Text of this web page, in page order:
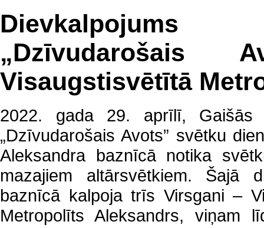
„Dzīvudarošais
Visaugstisvētītā
2022. gada 29. aprīlī, Gaišās
„Dzīvudarošais Avots” svētku
Aleksandra baznīcā notika
mazajiem altārsvētkiem. Šajā
baznīcā kalpoja trīs Virsgani –
Metropolīts Aleksandrs, viņam